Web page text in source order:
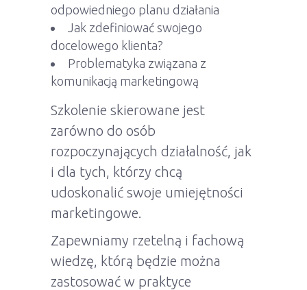
odpowiedniego planu działania
Jak zdefiniować swojego
docelowego klienta?
Problematyka związana z
komunikacją marketingową
Szkolenie skierowane jest
zarówno do osób
rozpoczynających działalność, jak
i dla tych, którzy chcą
udoskonalić swoje umiejętności
marketingowe.
Zapewniamy rzetelną i fachową
wiedzę, którą będzie można
zastosować w praktyce